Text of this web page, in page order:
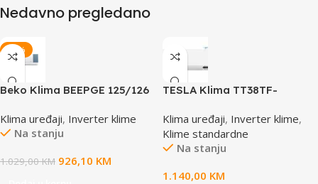
Nedavno pregledano
-10%
Beko Klima BEEPGE 125/126
Klima uređaji, Inverter klime
Na stanju
1.029,00KM 926,10 KM
TESLA Klima TT38TF-
TT38TF-1232IAW
Klima uređaji, Inverter klime,
Klime standardne
Na stanju
1.140,00 KM